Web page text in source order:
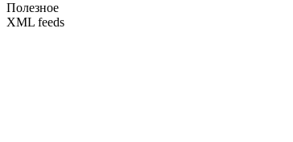
Полезное
XML feeds